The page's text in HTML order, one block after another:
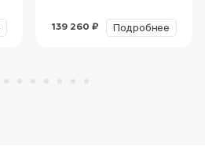
139 260 ₽ Подробнее